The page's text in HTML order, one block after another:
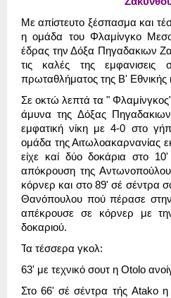
Με απίστευτο ξέσπασμα και τέ
η ομάδα τουΦλαμίνγκο
έδρας την Δόξα Πηγαδακιων Ζα
τις καλές της εμφανισεις
πρωταθλήματος της Β' Εθνικής
Σε οκτώ λεπτά τα " Φλαμίνγκος
άμυνατης Δόξας Πηγαδακιων
εμφατικήνίκη με 4-0 στο γή
ομάδα της Αιτωλοακαρνανίας
είχε καί δύο δοκάριαστο 10'
απόκρουση της Αντωνοπούλου
κόρνερ και στο89'σέ σέντρα
Θανόπουλου πού πέρασε στην
απέκρουσε σε κόρνερ με
δοκαριού.
Τα τέσσερα γκολ:
63' με τεχνικό σουτ η Otolo ανοί
Στο 66'σέσέντρα τήςAtako η